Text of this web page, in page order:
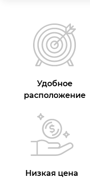
Удобное
расположение
Низкая цена